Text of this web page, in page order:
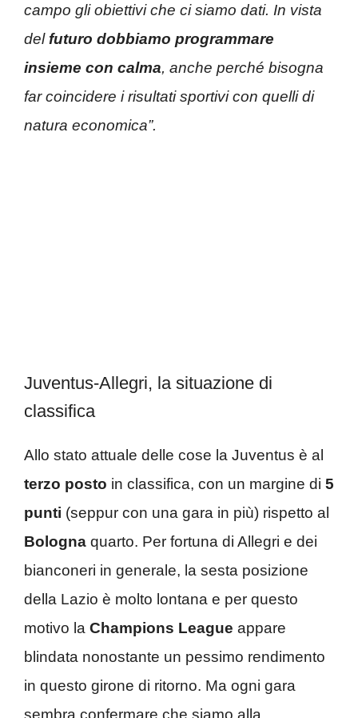
campo gli obiettivi che ci siamo dati. In vista
del futuro dobbiamo programmare
insieme con calma, anche perché bisogna
far coincidere i risultati sportivi con quelli di
natura economica”.
Juventus-Allegri, la situazione di
classifica
Allo stato attuale delle cose la Juventus è al
terzo posto in classifica, con un margine di 5
punti (seppur con una gara in più) rispetto al
Bologna quarto. Per fortuna di Allegri e dei
bianconeri in generale, la sesta posizione
della Lazio è molto lontana e per questo
motivo la Champions League appare
blindata nonostante un pessimo rendimento
in questo girone di ritorno. Ma ogni gara